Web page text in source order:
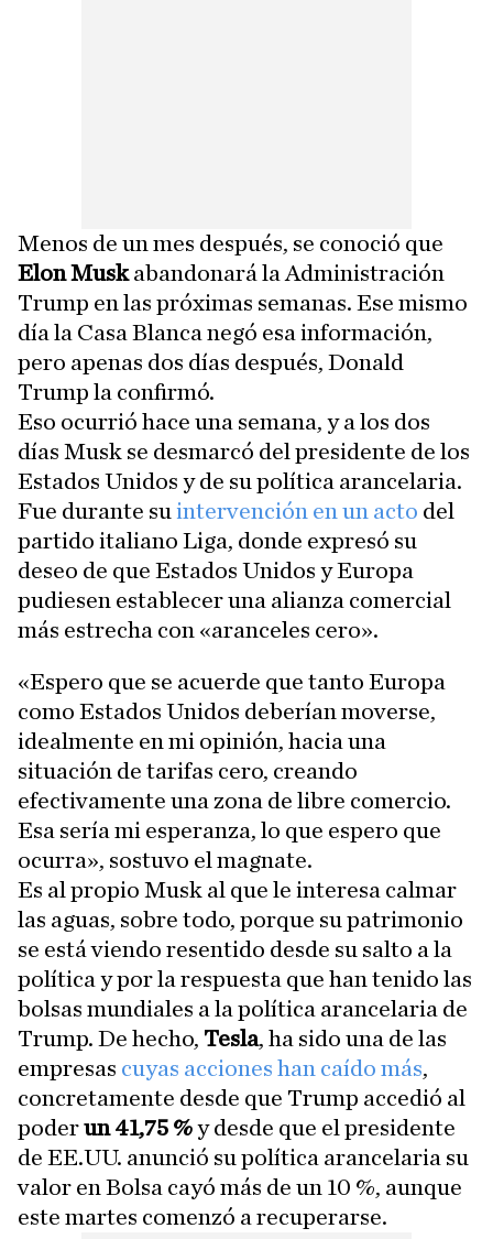
Menos de un mes después, se conoció que
Elon Muskabandonará la Administración
Trump en las próximas semanas. Ese mismo
día la Casa Blanca negó esa información,
pero apenas dos días después, Donald
Trump la confirmó.
Eso ocurrió hace una semana, y a los dos
días Musk se desmarcó del presidente de los
Estados Unidos y de su política arancelaria.
Fue durante su intervención en un acto del
partido italiano Liga, donde expresó su
deseo de que Estados Unidos y Europa
pudiesen establecer una alianza comercial
más estrecha con «aranceles cero».
«Espero que se acuerde que tanto Europa
como Estados Unidos deberían moverse,
idealmente en mi opinión, hacia una
situación de tarifas cero, creando
efectivamente una zona de libre comercio.
Esa sería mi esperanza, lo que espero que
ocurra», sostuvo el magnate.
Es al propio Musk al que le interesa calmar
las aguas, sobre todo, porque su patrimonio
se está viendo resentido desde su salto a la
política y por la respuesta que han tenido las
bolsas mundiales a la política arancelaria de
Trump. De hecho, Tesla, ha sido una de las
empresas cuyas acciones han caído más,
concretamente desde que Trump accedió al
poderun 41,75 %y desde que el presidente
de EE.UU. anunció su política arancelaria su
valor en Bolsa cayó más de un 10 %, aunque
este martes comenzó a recuperarse.